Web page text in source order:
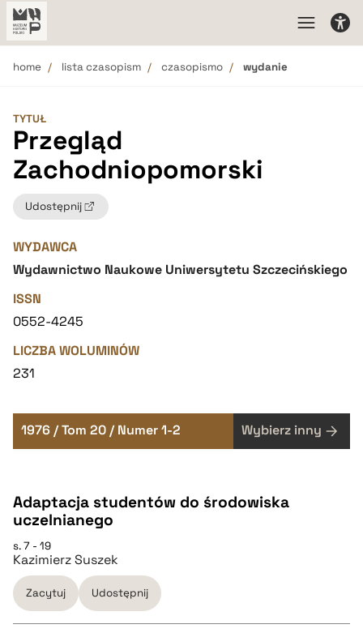
home lista czasopism czasopismo wydanie
TYTUŁ
Przegląd
Zachodniopomorski
Udostępnij
WYDAWCA
Wydawnictwo Naukowe Uniwersytetu Szczecińskiego
ISSN
0552-4245
LICZBA WOLUMINÓW
231
1976 / Tom 20 / Numer 1-2 Wybierz inny
Adaptacja studentów do środowiska
uczelnianego
s. 7 - 19
Kazimierz Suszek
Zacytuj Udostępnij